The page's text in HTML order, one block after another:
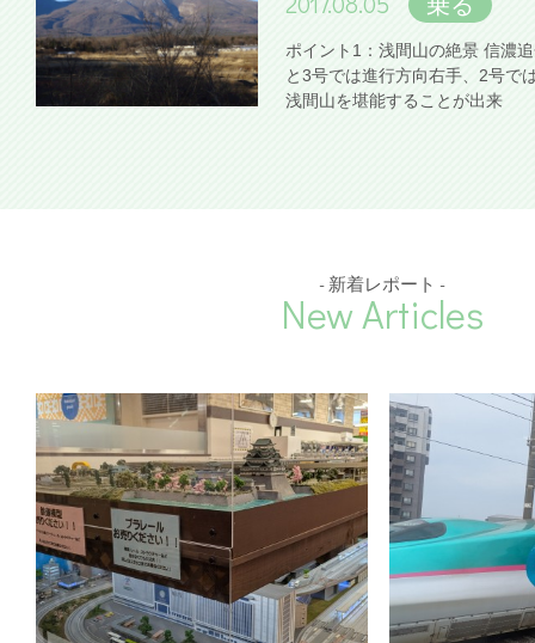
ポイント1：浅間山の絶景 信濃
と3号では進行方向右手、2号で
浅間山を堪能することが出来
- 新着レポート -
New Articles